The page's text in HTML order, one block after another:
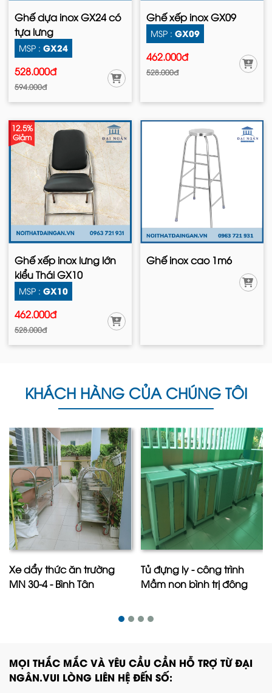
Ghế dựa inox GX24 có
tựa lưng
MSP : GX24
528.000đ
594.000đ
Ghế xếp inox GX09
MSP : GX09
462.000đ
528.000đ
12.5%
Giảm
Ghế xếp inox lưng lớn
kiểu Thái GX10
MSP : GX10
462.000đ
528.000đ
Ghế inox cao 1m6
KHÁCH HÀNG CỦA CHÚNG TÔI
Xe dẩy thức ăn trường
MN 30-4 - Bình Tân
Tủ đựng ly - công trình
Mầm non bình trị đông
MỌI THẮC MẮC VÀ YÊU CẦU CẦN HỖ TRỢ TỪ ĐẠI
NGÂN.VUI LÒNG LIÊN HỆ ĐẾN SỐ: